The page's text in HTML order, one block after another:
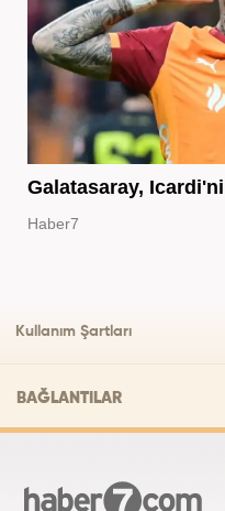
Galatasaray,
Haber7
Kullanım Şartları
BAĞLANTILAR